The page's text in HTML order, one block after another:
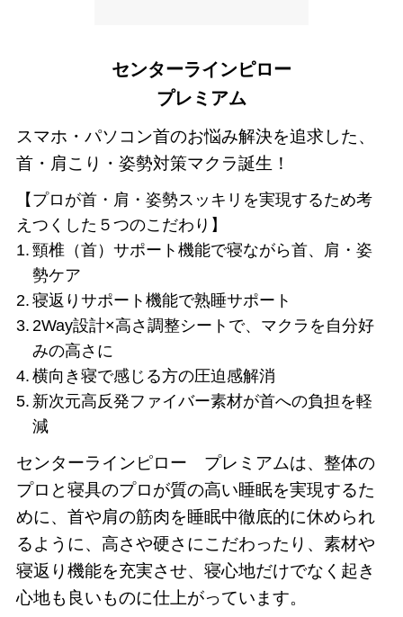
センターラインピロー
プレミアム
スマホ・パソコン首のお悩み解決を追求した、
首・肩こり・姿勢対策マクラ誕生！
【プロが首・肩・姿勢スッキリを実現するため考
えつくした５つのこだわり】
頸椎（首）サポート機能で寝ながら首、肩・姿
勢ケア
寝返りサポート機能で熟睡サポート
2Way設計×高さ調整シートで、マクラを自分好
みの高さに
横向き寝で感じる方の圧迫感解消
新次元高反発ファイバー素材が首への負担を軽
減
センターラインピロー プレミアムは、整体の
プロと寝具のプロが質の高い睡眠を実現するた
めに、首や肩の筋肉を睡眠中徹底的に休められ
るように、高さや硬さにこだわったり、素材や
寝返り機能を充実させ、寝心地だけでなく起き
心地も良いものに仕上がっています。